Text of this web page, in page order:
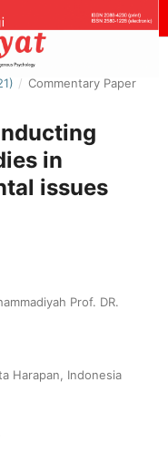
/ Commentary Paper
in
issues
Prof. DR.
Harapan, Indonesia